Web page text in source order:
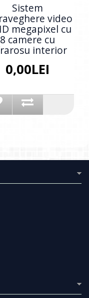
Sistem
video
megapixel cu
8 camere cu
interior
0,00LEI